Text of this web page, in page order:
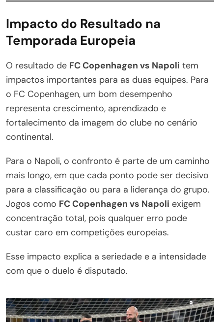
Impacto do Resultado na
Temporada Europeia
O resultado de FC Copenhagen vs Napoli tem
impactos importantes para as duas equipes. Para
o FC Copenhagen, um bom desempenho
representa crescimento, aprendizado e
fortalecimento da imagem do clube no cenário
continental.
Para o Napoli, o confronto é parte de um caminho
mais longo, em que cada ponto pode ser decisivo
para a classificação ou para a liderança do grupo.
Jogos como FC Copenhagen vs Napoli exigem
concentração total, pois qualquer erro pode
custar caro em competições europeias.
Esse impacto explica a seriedade e a intensidade
com que o duelo é disputado.